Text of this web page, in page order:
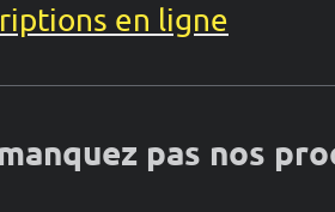
en ligne
pas nos